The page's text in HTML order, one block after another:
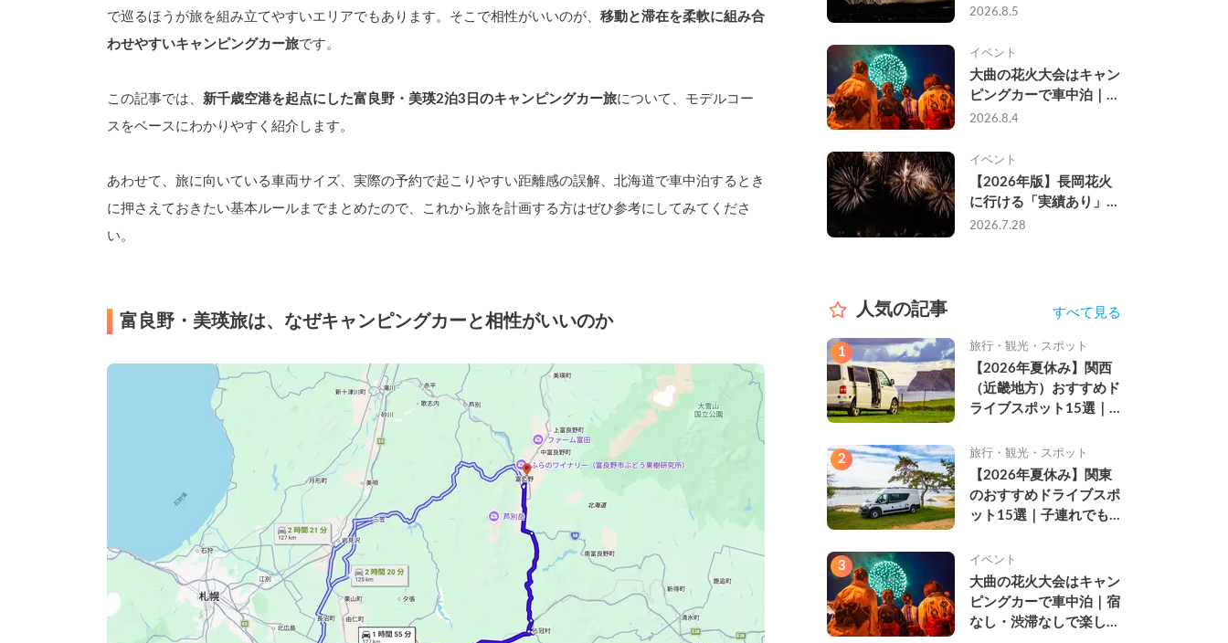
で巡るほうが旅を組み立てやすいエリアでもあります。そこで相性がいいのが、 移動と滞在を柔軟に組み合
わせやすいキャンピングカー旅です。
この記事では、 新千歳空港を起点にした富良野・美瑛2泊3日のキャンピングカー旅について、モデルコー
スをベースにわかりやすく紹介します。
あわせて、旅に向いている車両サイズ、実際の予約で起こりやすい距離感の誤解、北海道で車中泊するとき
に押さえておきたい基本ルールまでまとめたので、これから旅を計画する方はぜひ参考にしてみてくださ
い。
富良野・美瑛旅は、なぜキャンピングカーと相性がいいのか
ら夜まで」の祭り。キャ
組の記録
2026.8.5
イベント
大曲の花火大会はキャン
ピングカーで車中泊｜宿
なし・渋滞なしで楽しむ
2026.8.4
イベント
【2026年版】長岡花火
に行ける「実績あり」の
キャンピングカー3選｜
2026.7.28
人気の記事 すべて見る
1 旅行・観光・スポット
【2026年夏休み】関西
（近畿地方）おすすめド
ライブスポット15選｜
名所を紹介
2 旅行・観光・スポット
【2026年夏休み】関東
のおすすめドライブスポ
ット15選｜子連れでも
ルメ・温泉を徹底解説
3 イベント
大曲の花火大会はキャン
ピングカーで車中泊｜宿
なし・渋滞なしで楽しむ